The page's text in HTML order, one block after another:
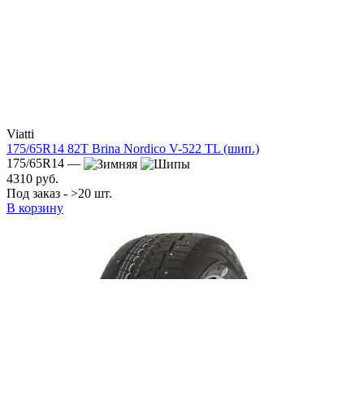
Viatti
175/65R14 82T Brina Nordico V-522 TL (шип.)
175/65R14 —
4310 руб.
Под заказ - >20 шт.
В корзину